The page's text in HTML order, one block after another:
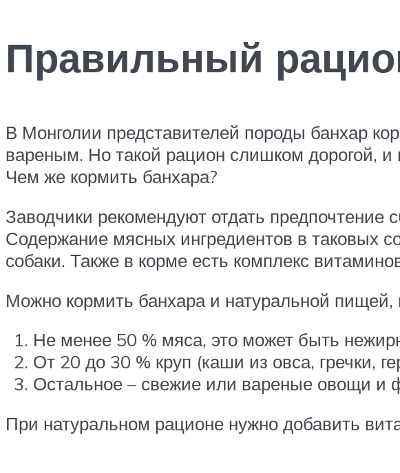
Правильный
В Монголии представителей породы банхар
вареным. Но такой рацион слишком дорогой, и
Чем же кормить банхара?
Заводчики рекомендуют отдать
Содержание мясных ингредиентов в таковых
собаки. Также в корме есть комплекс
Можно кормить банхара и натуральной
Не менее 50 % мяса, это может быть
От 20 до 30 % круп (каши из овса, гречки,
Остальное – свежие или вареные овощи и
При натуральном рационе нужно добавить